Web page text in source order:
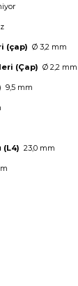
(çap) Ø 3,2 mm
(Çap) Ø 2,2 mm
9,5 mm
(L4) 23,0 mm